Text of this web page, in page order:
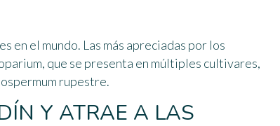
en el mundo. Las más apreciadas por los
, que se presenta en múltiples cultivares,
rupestre.
Y ATRAE A LAS